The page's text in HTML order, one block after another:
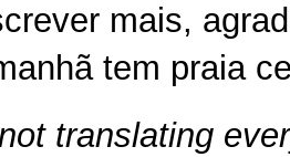
mais,
tem praia
translating